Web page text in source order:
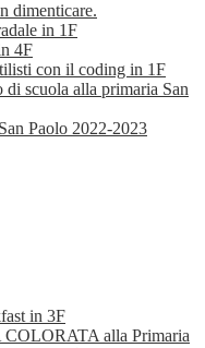
dimenticare.
in 1F
4F
con il coding in 1F
scuola alla primaria San
Paolo 2022-2023
in 3F
alla Primaria